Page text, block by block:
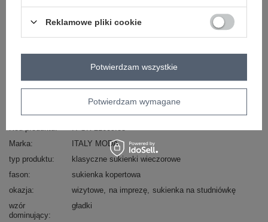
ZALOGUJ SIĘ I ZOBACZ CENĘ
+48 601 547 740 Zadaj pytanie
skład materiału : 70% wiskoza, 30% poliester
sposób prania : pranie w pralce w 30°C
Kod produktu
IT-SK-21609.83
Marka
ITALY MODA
typ produktu
klasyczne sukienki wieczorowe
fason
sukienka kopertowa
okazja
wizytowe na imprezę sukienka na studniówkę
wzór
dominujący
gładki
Reklamowe pliki cookie
Potwierdzam wymagane
Potwierdzam wszystkie